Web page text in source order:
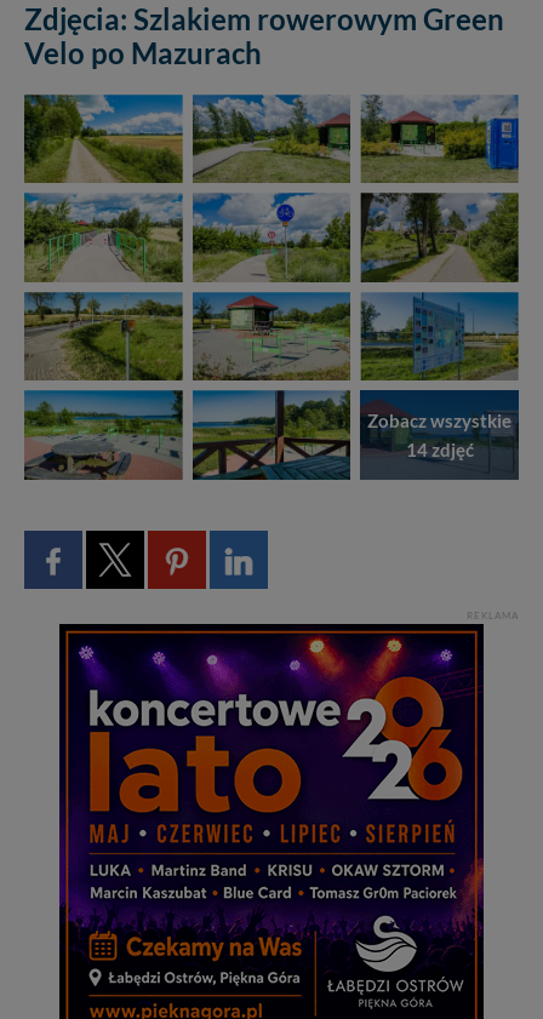
Zdjęcia: Szlakiem rowerowym Green
Velo po Mazurach
Zobacz wszystkie
14 zdjęć
REKLAMA